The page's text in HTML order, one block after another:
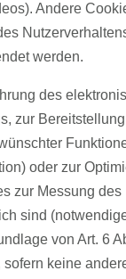
Andere
werden.
des
zur Bereitstellung
oder zur
zur Messung des
sind
von Art. 6
sofern keine